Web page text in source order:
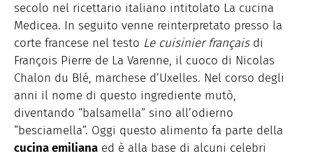
secolo nel ricettario italiano intitolato La cucina
Medicea. In seguito venne reinterpretato presso la
corte francese nel testo Le cuisinier françaisdi
François Pierre de La Varenne, il cuoco di Nicolas
Chalon du Blé, marchese d’Uxelles. Nel corso degli
anni il nome di questo ingrediente mutò,
diventando “balsamella” sino all’odierno
“besciamella”. Oggi questo alimento fa parte della
cucina emiliana ed è alla base di alcuni celebri